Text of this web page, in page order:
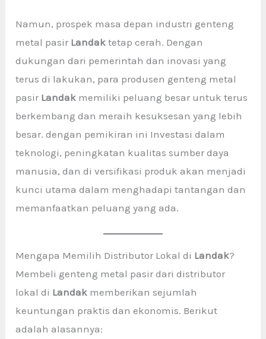
Namun, prospek masa depan industri genteng
metal pasir Landak tetap cerah. Dengan
dukungan dari pemerintah dan inovasi yang
terus di lakukan, para produsen genteng metal
pasir Landak memiliki peluang besar untuk terus
berkembang dan meraih kesuksesan yang lebih
besar. dengan pemikiran ini Investasi dalam
teknologi, peningkatan kualitas sumber daya
manusia, dan di versifikasi produk akan menjadi
kunci utama dalam menghadapi tantangan dan
memanfaatkan peluang yang ada.
Mengapa Memilih Distributor Lokal di Landak?
Membeli genteng metal pasir dari distributor
lokal di Landak memberikan sejumlah
keuntungan praktis dan ekonomis. Berikut
adalah alasannya: